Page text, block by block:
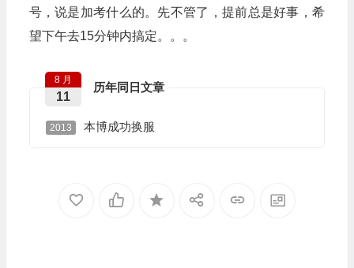
号，说是加考什么的。先不管了，提前总是好事，希
望下午去15分钟内搞定。。。
历年同日文章
8 月
11
2013 本博成功换服